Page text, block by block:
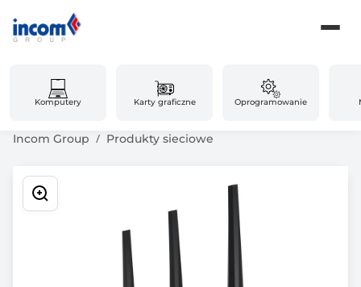
Komputery Karty graficzne Oprogramowanie
Incom Group Produkty sieciowe